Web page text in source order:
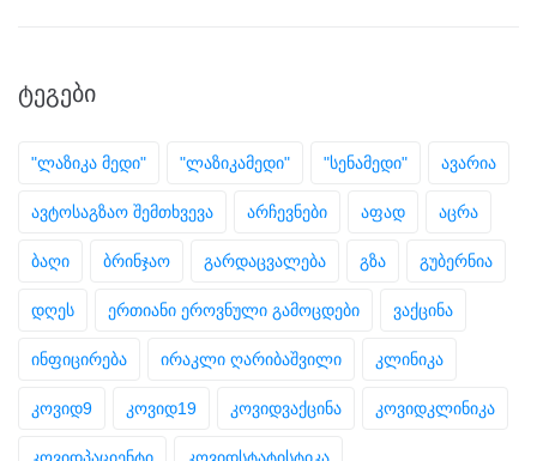
ᲢᲔᲒᲔᲑᲘ
"ლაზიკა მედი" "ლაზიკამედი" "სენამედი" ავარია
ავტოსაგზაო შემთხვევა არჩევნები აფად აცრა
ბაღი ბრინჯაო გარდაცვალება გზა გუბერნია
დღეს ერთიანი ეროვნული გამოცდები ვაქცინა
ინფიცირება ირაკლი ღარიბაშვილი კლინიკა
კოვიდ9 კოვიდ19 კოვიდვაქცინა კოვიდკლინიკა